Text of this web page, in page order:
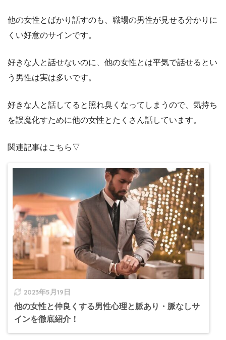
他の女性とばかり話すのも、職場の男性が見せる分かりに
くい好意のサインです。
好きな人と話せないのに、他の女性とは平気で話せるとい
う男性は実は多いです。
好きな人と話してると照れ臭くなってしまうので、気持ち
を誤魔化すために他の女性とたくさん話しています。
関連記事はこちら▽
2023年5月19日
他の女性と仲良くする男性心理と脈あり・脈なしサ
インを徹底紹介！